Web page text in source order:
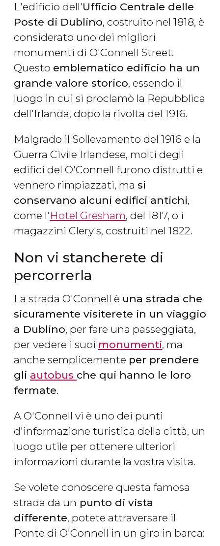
L'edificio dell'Ufficio Centrale delle
Poste di Dublino, costruito nel 1818, è
considerato uno dei migliori
monumenti di O'Connell Street.
Questo emblematico edificio ha un
grande valore storico, essendo il
luogo in cui si proclamò la Repubblica
dell'Irlanda, dopo la rivolta del 1916.
Malgrado il Sollevamento del 1916 e la
Guerra Civile Irlandese, molti degli
edifici del O'Connell furono distrutti e
vennero rimpiazzati, ma si
conservano alcuni edifici antichi,
come l'Hotel Gresham, del 1817, o i
magazzini Clery's, costruiti nel 1822.
Non vi stancherete di
percorrerla
La strada O'Connell è una strada che
sicuramente visiterete in un viaggio
a Dublino, per fare una passeggiata,
per vedere i suoi monumenti, ma
anche semplicemente per prendere
gli autobus che qui hanno le loro
fermate.
A O'Connell vi è uno dei punti
d'informazione turistica della città, un
luogo utile per ottenere ulteriori
informazioni durante la vostra visita.
Se volete conoscere questa famosa
strada da un punto di vista
differente, potete attraversare il
Ponte di O'Connell in un giro in barca: